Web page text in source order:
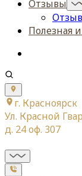
Отзывы
Полезная
г. Красноярск
Ул. Красной
д. 24 оф. 307